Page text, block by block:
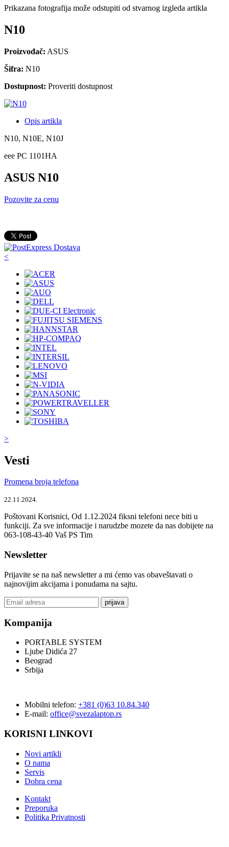
Prikazana fotografija može odstupiti od stvarnog izgleda artikla
N10
Proizvođač: ASUS
Šifra: N10
Dostupnost: Proveriti dostupnost
Opis artikla
N10, N10E, N10J
eee PC 1101HA
ASUS N10
Pozovite za cenu
<
>
Vesti
Promena broja telefona
22.11.2024.
Poštovani Korisnici, Od 1.12.2024 fiksni telefoni nece biti u
funkciji. Za sve informacije i narudzbe mozete da nas dobijete na
063-108-43-40 Vaš PS Tim
Newsletter
Prijavite se na naš newsletter a mi ćemo vas obaveštavati o
najnovijim akcijama i ponudama na sajtu.
prijava
Kompanija
PORTABLE SYSTEM
Ljube Didića 27
Beograd
Srbija
Mobilni telefon: +381 (0)63 10.84.340
E-mail: office@svezalaptop.rs
KORISNI LINKOVI
Novi artikli
O nama
Servis
Dobra cena
Kontakt
Preporuka
Politika Privatnosti